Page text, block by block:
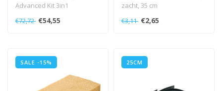
Advanced Kit 3in1
€72,72 €54,55
zacht, 35 cm
€3,11 €2,65
SALE -15% 25CM